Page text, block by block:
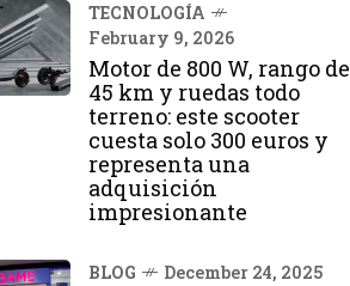
TECNOLOGÍA
February 9, 2026
Motor de 800 W, rango de
45 km y ruedas todo
terreno: este scooter
cuesta solo 300 euros y
representa una
adquisición
impresionante
BLOG December 24, 2025